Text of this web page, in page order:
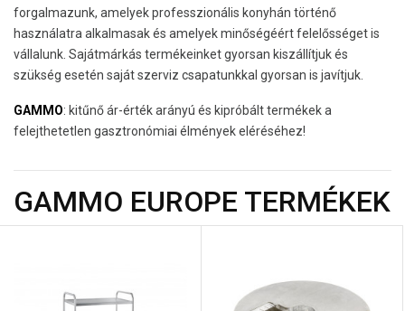
forgalmazunk, amelyek professzionális konyhán történő
használatra alkalmasak és amelyek minőségéért felelősséget is
vállalunk. Sajátmárkás termékeinket gyorsan kiszállítjuk és
szükség esetén saját szerviz csapatunkkal gyorsan is javítjuk.
GAMMO: kitűnő ár-érték arányú és kipróbált termékek a
felejthetetlen gasztronómiai élmények eléréséhez!
GAMMO EUROPE TERMÉKEK